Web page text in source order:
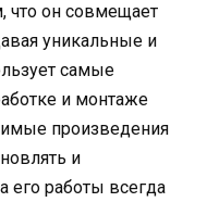
что он совмещает
уникальные и
самые
и монтаже
произведения
и
его работы всегда